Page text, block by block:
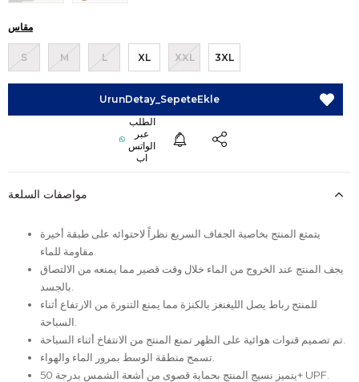
مقاس
S M L XL XXL 3XL
مواصفات السلعة
يتمتع المنتج بخاصية الجفاف السريع نظراً لاحتوائه على طبقة أخيرة
يجف المنتج عند الخروج من الماء خلال وقت قصير مما يمنعه من الالتصاق
للمنتج رباط يصل الليغنغز بالكنزة مما يمنع التنورة من الارتفاع أثناء
يتميز نسيج المنتج بحماية قصوى من أشعة الشمس بدرجة 50+ UPF.